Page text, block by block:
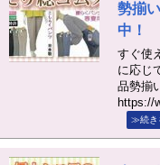
勢揃
中！
すぐ使
に応じ
品勢揃
https://
≫続き